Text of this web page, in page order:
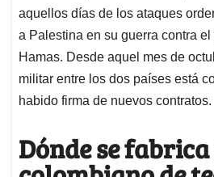
aquellos días de los ataques
a Palestina en su guerra contra
Hamas. Desde aquel mes de
militar entre los dos países está
habido firma de nuevos contratos.
Dónde se